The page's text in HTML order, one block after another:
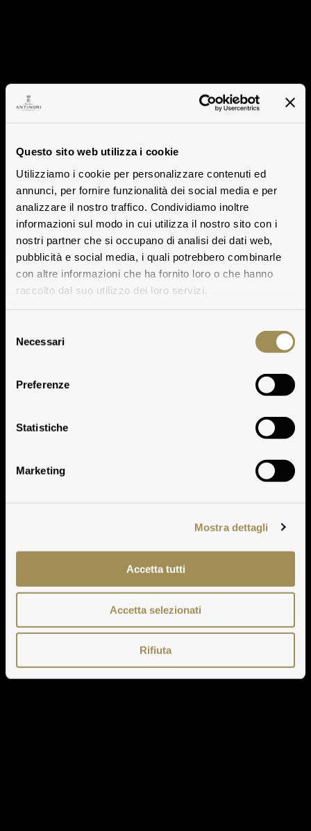
Questo sito web utilizza i cookie
Utilizziamo i cookie per personalizzare contenuti ed
annunci, per fornire funzionalità dei social media e per
analizzare il nostro traffico. Condividiamo inoltre
informazioni sul modo in cui utilizza il nostro sito con i
nostri partner che si occupano di analisi dei dati web,
pubblicità e social media, i quali potrebbero combinarle
con altre informazioni che ha fornito loro o che hanno
raccolto dal suo utilizzo dei loro servizi.
delNecessari
Preferenze
Statistiche
Marketing
Mostra dettagli
Accetta tutti
Accetta selezionati
Rifiuta